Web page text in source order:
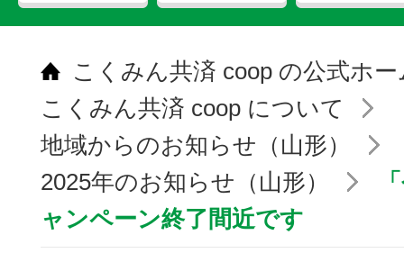
こくみん共済 coop の公式ホ
こくみん共済 coop について
地域からのお知らせ（山形）
2025年のお知らせ（山形）
ャンペーン終了間近です